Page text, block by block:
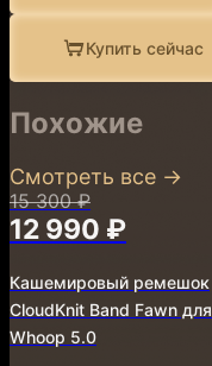
Купить сейчас
Похожие
Смотреть все →
15 300 ₽
12 990 ₽
Кашемировый ремешок
CloudKnit Band Fawn для
Whoop 5.0